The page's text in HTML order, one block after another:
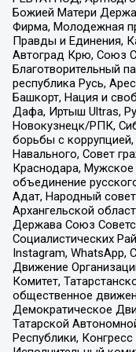
Божией Матери
Фирма, Молодежная
Правды и Единения,
Автоград Крю, Союз
Благотворительный
республика Русь,
Башкорт, Нация и
Дафа, Иртыш Ultras,
Новокузнецк/РПК,
борьбы с
Навального, Совет
Краснодара, Мужское
объединение
Адат, Народный
Архангельской
Держава Союз
Социалистических
Instagram, WhatsApp,
Движение
Комитет,
общественное
Демократическое
Татарской
Республики,